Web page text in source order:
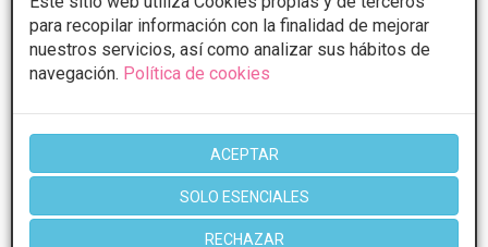
para recopilar información con la finalidad de mejorar
nuestros servicios, así como analizar sus hábitos de
navegación. Política de cookies
ACEPTAR
SOLO ESENCIALES
RECHAZAR
1 de 1
VideosBlefaroplastia